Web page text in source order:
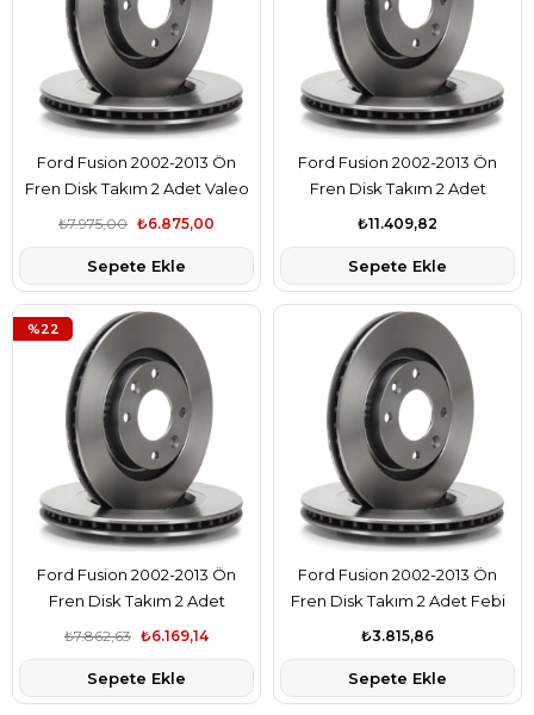
Ford Fusion 2002-2013 Ön
Fren Disk Takım 2 Adet Valeo
Marka 8V511125AD
₺6.875,00
₺7.975,00
Sepete Ekle
Ford Fusion 2002-2013 Ön
Fren Disk Takım 2 Adet
Ferodo Marka 8V511125AD
₺11.409,82
Sepete Ekle
Ford Fusion 2002-2013 Ön
Fren Disk Takım 2 Adet
Eurorepar Marka 8V511125AD
₺6.169,14
₺7.862,63
Sepete Ekle
%22
Ford Fusion 2002-2013 Ön
Fren Disk Takım 2 Adet Febi
Marka 8V511125AD
₺3.815,86
Sepete Ekle